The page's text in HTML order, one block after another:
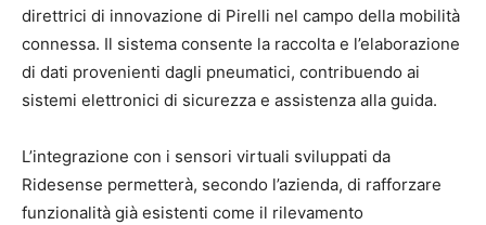
direttrici di innovazione di Pirelli nel campo della mobilità
connessa. Il sistema consente la raccolta e l’elaborazione
di dati provenienti dagli pneumatici, contribuendo ai
sistemi elettronici di sicurezza e assistenza alla guida.
L’integrazione con i sensori virtuali sviluppati da
Ridesense permetterà, secondo l’azienda, di rafforzare
funzionalità già esistenti come il rilevamento